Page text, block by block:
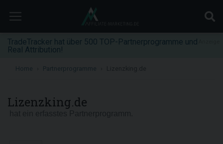
TradeTracker hat über 500 TOP-Partnerprogramme und
Real Attribution!
Home Partnerprogramme
Lizenzking.de